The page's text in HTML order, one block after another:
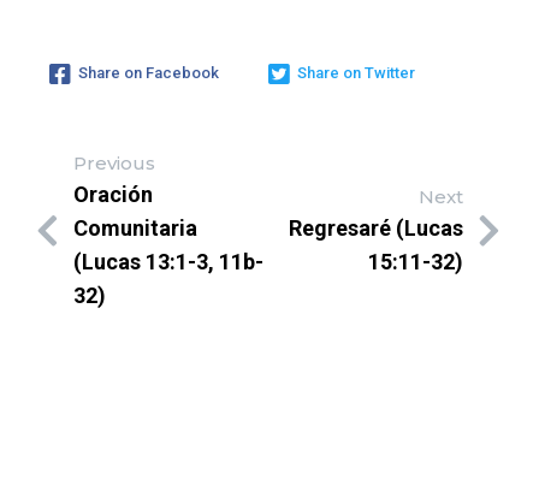
Share on Facebook Share on Twitter
Previous
Oración
Comunitaria
(Lucas 13:1-3, 11b-
32)
Next
Regresaré (Lucas
15:11-32)